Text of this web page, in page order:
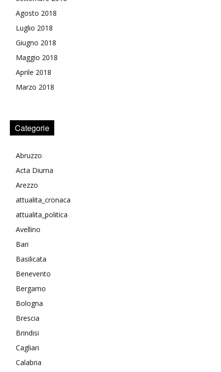
Agosto 2018
Luglio 2018
Giugno 2018
Maggio 2018
Aprile 2018
Marzo 2018
Categorie
Abruzzo
Acta Diurna
Arezzo
attualita_cronaca
attualita_politica
Avellino
Bari
Basilicata
Benevento
Bergamo
Bologna
Brescia
Brindisi
Cagliari
Calabria